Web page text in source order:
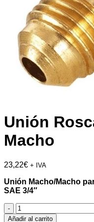
Unión
Macho
23,22€ + IVA
Unión Macho/Macho
SAE 3/4″
Unión
Roscada
Añadir al carrito